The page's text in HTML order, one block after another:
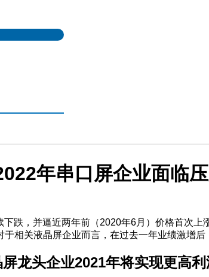
年串口屏企业面临
跌，并逼近两年前（2020年6月）价格首次
于相关液晶屏企业而言，在过去一年业绩激增后
屏龙头企业2021年将实现更高利